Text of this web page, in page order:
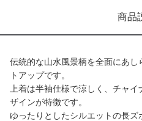
商品
伝統的な山水風景柄を全面にあ
トアップです。
上着は半袖仕様で涼しく、チャ
ザインが特徴です。
ゆったりとしたシルエットの長